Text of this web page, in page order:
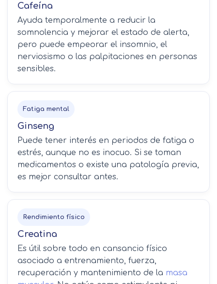
Cafeína
Ayuda temporalmente a reducir la
somnolencia y mejorar el estado de alerta,
pero puede empeorar el insomnio, el
nerviosismo o las palpitaciones en personas
sensibles.
Fatiga mental
Ginseng
Puede tener interés en periodos de fatiga o
estrés, aunque no es inocuo. Si se toman
medicamentos o existe una patología previa,
es mejor consultar antes.
Rendimiento físico
Creatina
Es útil sobre todo en cansancio físico
asociado a entrenamiento, fuerza,
recuperación y mantenimiento de la masa